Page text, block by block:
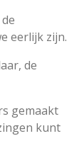
eerlijk zijn.
de
gemaakt
kunt